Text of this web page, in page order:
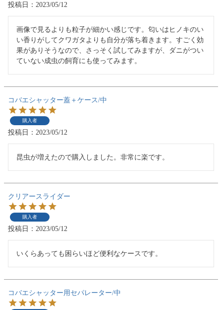
投稿日 2023/05/12
画像で見るよりも粒子が細かい感じです。匂いはヒノキのい
い香りがしてクワガタよりも自分が落ち着きます。すごく効
果がありそうなので、さっそく試してみますが、ダニがつい
ていない成虫の飼育にも使ってみます。
コバエシャッター蓋＋ケース/中
購入者
投稿日 2023/05/12
昆虫が増えたので購入しました。非常に楽です。
クリアースライダー
購入者
投稿日 2023/05/12
いくらあっても困らいほど便利なケースです。
コバエシャッター用セパレーター/中